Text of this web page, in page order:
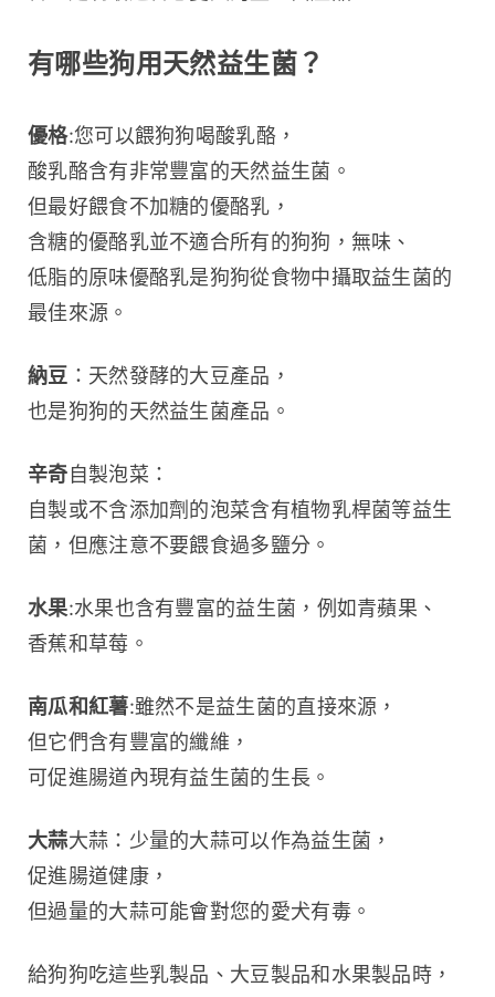
有哪些狗用天然益生菌？
優格:您可以餵狗狗喝酸乳酪，
酸乳酪含有非常豐富的天然益生菌。
但最好餵食不加糖的優酪乳，
含糖的優酪乳並不適合所有的狗狗，無味、
低脂的原味優酪乳是狗狗從食物中攝取益生菌的
最佳來源。
納豆 ：天然發酵的大豆產品，
也是狗狗的天然益生菌產品。
辛奇自製泡菜：
自製或不含添加劑的泡菜含有植物乳桿菌等益生
菌，但應注意不要餵食過多鹽分。
水果:水果也含有豐富的益生菌，例如青蘋果、
香蕉和草莓。
南瓜和紅薯:雖然不是益生菌的直接來源，
但它們含有豐富的纖維，
可促進腸道內現有益生菌的生長。
大蒜大蒜：少量的大蒜可以作為益生菌，
促進腸道健康，
但過量的大蒜可能會對您的愛犬有毒。
給狗狗吃這些乳製品、大豆製品和水果製品時，